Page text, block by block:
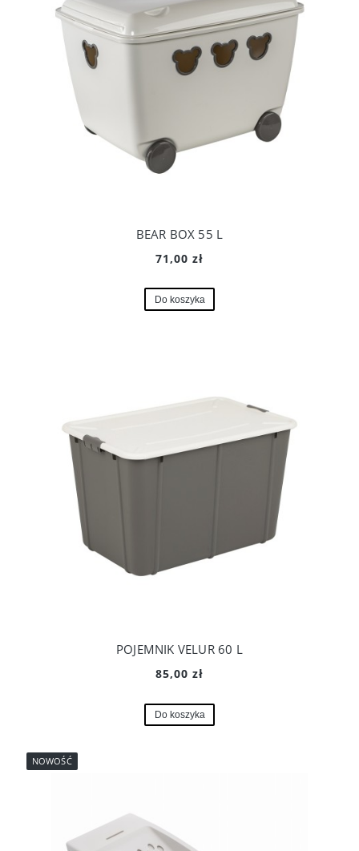
BEAR BOX 55 L
71,00 zł
Do koszyka
POJEMNIK VELUR 60 L
85,00 zł
Do koszyka
NOWOŚĆ